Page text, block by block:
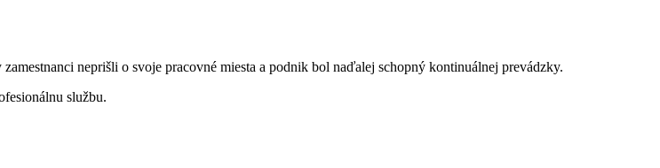
neprišli o svoje pracovné miesta a podnik bol naďalej schopný kontinuálnej prevádzky.
službu.